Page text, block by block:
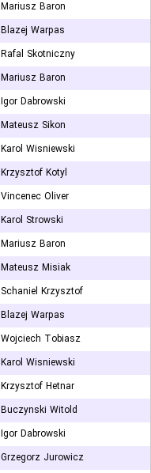
Mariusz Baron
Blazej Warpas
Rafal Skotniczny
Mariusz Baron
Igor Dabrowski
Mateusz Sikon
Karol Wisniewski
Krzysztof Kotyl
Vincenec Oliver
Karol Strowski
Mariusz Baron
Mateusz Misiak
Schaniel Krzysztof
Blazej Warpas
Wojciech Tobiasz
Karol Wisniewski
Krzysztof Hetnar
Buczynski Witold
Igor Dabrowski
Grzegorz Jurowicz